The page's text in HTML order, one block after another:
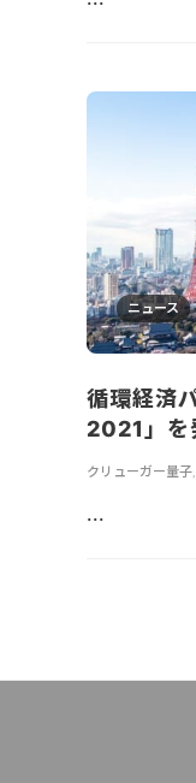
ニュース
循環経済
2021」を
クリューガー量子,
...